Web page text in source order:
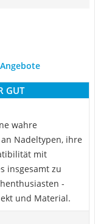
GUT
wahre
Nadeltypen, ihre
mit
insgesamt zu
-
und Material.